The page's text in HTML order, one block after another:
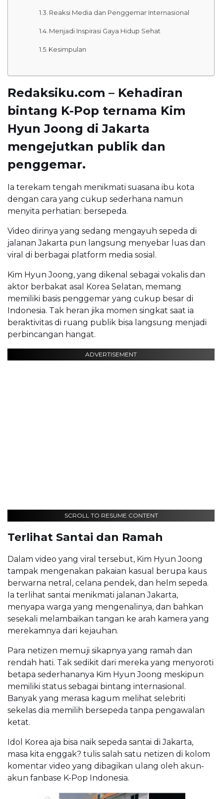
Reaksi Media dan Penggemar Internasional
Menjadi Inspirasi Gaya Hidup Sehat
Kesimpulan
Redaksiku.com – Kehadiran
bintang K-Pop ternama Kim
Hyun Joong di Jakarta
mengejutkan publik dan
penggemar.
Ia terekam tengah menikmati suasana ibu kota
dengan cara yang cukup sederhana namun
menyita perhatian: bersepeda.
Video dirinya yang sedang mengayuh sepeda di
jalanan Jakarta pun langsung menyebar luas dan
viral di berbagai platform media sosial.
Kim Hyun Joong, yang dikenal sebagai vokalis dan
aktor berbakat asal Korea Selatan, memang
memiliki basis penggemar yang cukup besar di
Indonesia. Tak heran jika momen singkat saat ia
beraktivitas di ruang publik bisa langsung menjadi
perbincangan hangat.
ADVERTISEMENT
SCROLL TO RESUME CONTENT
Terlihat Santai dan Ramah
Dalam video yang viral tersebut, Kim Hyun Joong
tampak mengenakan pakaian kasual berupa kaus
berwarna netral, celana pendek, dan helm sepeda.
Ia terlihat santai menikmati jalanan Jakarta,
menyapa warga yang mengenalinya, dan bahkan
sesekali melambaikan tangan ke arah kamera yang
merekamnya dari kejauhan.
Para netizen memuji sikapnya yang ramah dan
rendah hati. Tak sedikit dari mereka yang menyoroti
betapa sederhananya Kim Hyun Joong meskipun
memiliki status sebagai bintang internasional.
Banyak yang merasa kagum melihat selebriti
sekelas dia memilih bersepeda tanpa pengawalan
ketat.
Idol Korea aja bisa naik sepeda santai di Jakarta,
masa kita enggak? tulis salah satu netizen di kolom
komentar video yang dibagikan ulang oleh akun-
akun fanbase K-Pop Indonesia.